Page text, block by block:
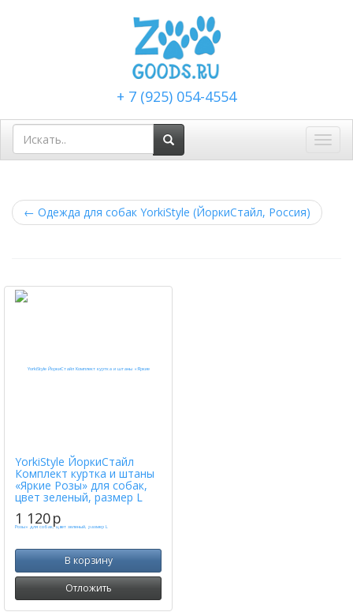
+ 7 (925) 054-4554
← Одежда для собак YorkiStyle (ЙоркиСтайл, Россия)
YorkiStyle ЙоркиСтайл
Комплект куртка и штаны
«Яркие Розы» для собак,
цвет зеленый, размер L
1 120p
В корзину
Отложить